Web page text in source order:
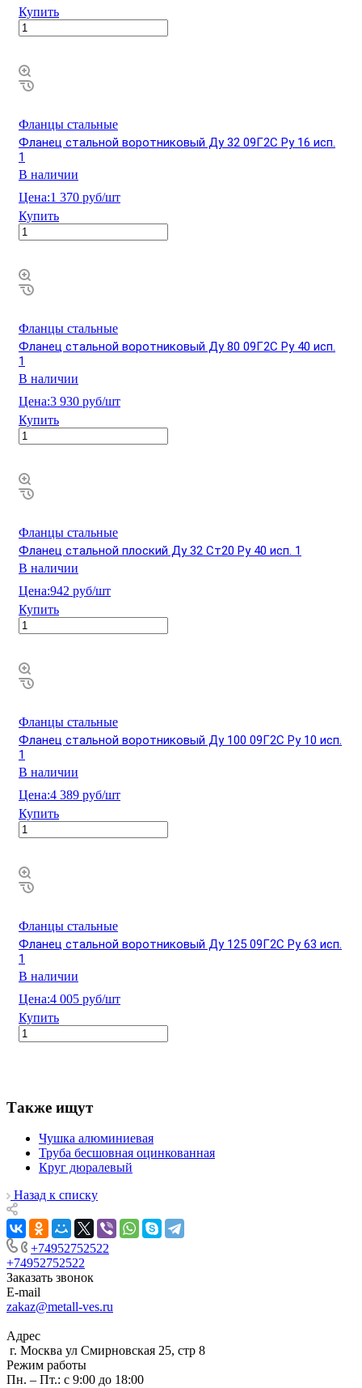
Купить
Фланцы стальные
Фланец стальной воротниковый Ду 32 09Г2С Ру 16 исп.
1
В наличии
Цена:1 370 руб/шт
Купить
Фланцы стальные
Фланец стальной воротниковый Ду 80 09Г2С Ру 40 исп.
1
В наличии
Цена:3 930 руб/шт
Купить
Фланцы стальные
Фланец стальной плоский Ду 32 Ст20 Ру 40 исп. 1
В наличии
Цена:942 руб/шт
Купить
Фланцы стальные
Фланец стальной воротниковый Ду 100 09Г2С Ру 10 исп.
1
В наличии
Цена:4 389 руб/шт
Купить
Фланцы стальные
Фланец стальной воротниковый Ду 125 09Г2С Ру 63 исп.
1
В наличии
Цена:4 005 руб/шт
Купить
Также ищут
Чушка алюминиевая
Труба бесшовная оцинкованная
Круг дюралевый
Назад к списку
+74952752522
+74952752522
Заказать звонок
E-mail
zakaz@metall-ves.ru
Адрес
г. Москва ул Смирновская 25, стр 8
Режим работы
Пн. – Пт.: с 9:00 до 18:00